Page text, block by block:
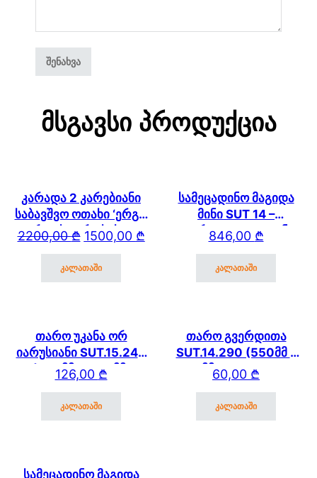
Მსგავსი Პროდუქცია
კარადა 2 კარებიანი
საბავშვო ოთახი ‘ერგო
ვარდისფერი სახლი’
2200,00₾Original price was: 2200,00 ₾.
1500,00 ₾
Current price is: 1500,00 ₾.
კალათაში
სამეცადინო მაგიდა
მინი SUT 14 –
გვერდითა და უკანა
თაროთი
846,00 ₾
კალათაში
თარო უკანა ორ
იარუსიანი SUT.15.240
(600მმ * 250 მმ)
SUT.13/15/17
126,00 ₾
კალათაში
თარო გვერდითა
SUT.14.290 (550მმ *
250 მმ) SUT.14/15/17
60,00 ₾
კალათაში
სამეცადინო მაგიდა